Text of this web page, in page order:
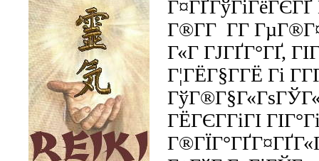
Г®Г­Г Г­Г
Г«Г ГЈГҐГ°ГҐ,
Г¦ГЁГ§Г­ГЁ Гі
ГЁГЄГ­ГіГІ